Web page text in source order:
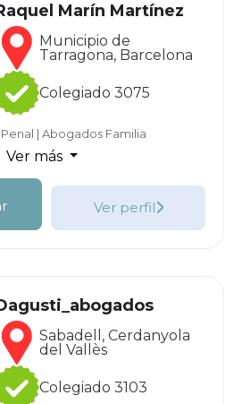
Marín Martínez
Municipio de
Tarragona, Barcelona
Colegiado 3075
| Abogados Familia
Ver más
Ver perfil
Sabadell, Cerdanyola
del Vallès
Colegiado 3103